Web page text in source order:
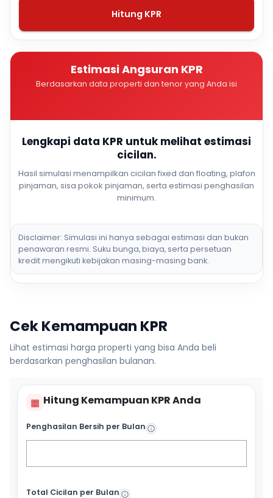
Hitung KPR
Estimasi Angsuran KPR
Berdasarkan data properti dan tenor yang Anda isi
Lengkapi data KPR untuk melihat estimasi
cicilan.
Hasil simulasi menampilkan cicilan fixed dan floating, plafon
pinjaman, sisa pokok pinjaman, serta estimasi penghasilan
minimum.
Disclaimer: Simulasi ini hanya sebagai estimasi dan bukan
penawaran resmi. Suku bunga, biaya, serta persetuan
kredit mengikuti kebijakan masing-masing bank.
Cek Kemampuan KPR
Lihat estimasi harga properti yang bisa Anda beli
berdasarkan penghasilan bulanan.
▦ Hitung Kemampuan KPR Anda
Penghasilan Bersih per Bulan
Total Cicilan per Bulan